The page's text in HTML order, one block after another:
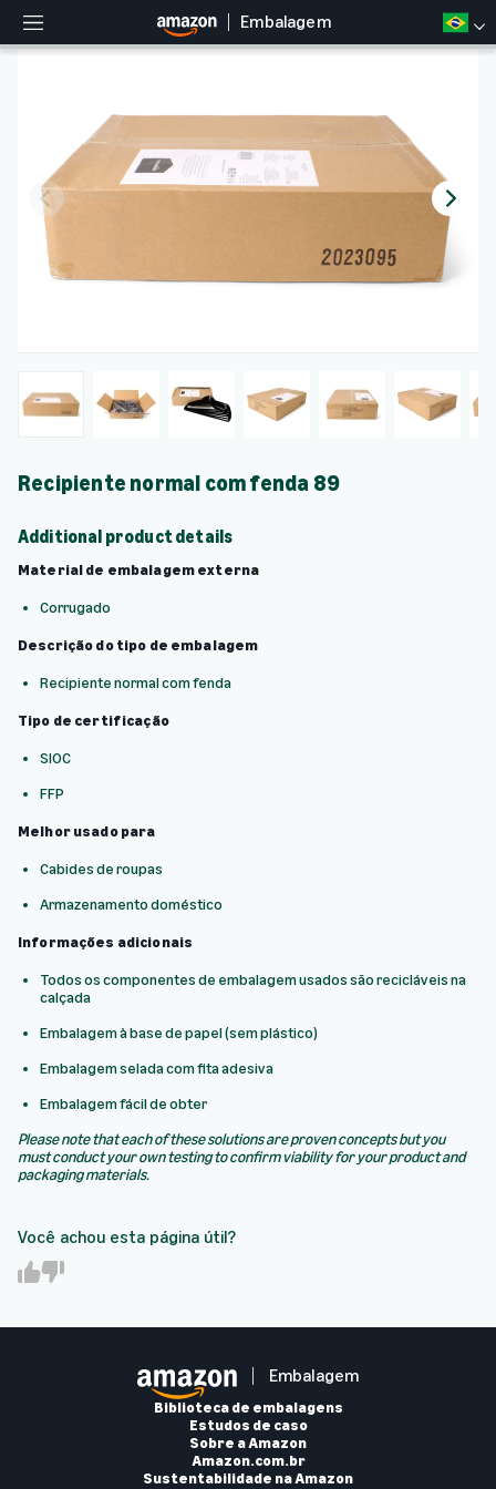
M
e
Embalagem
Recipiente normal com fenda 89
Additional product details
Material de embalagem externa
Corrugado
Descrição do tipo de embalagem
Recipiente normal com fenda
Tipo de certificação
SIOC
FFP
Melhor usado para
Cabides de roupas
Armazenamento doméstico
Informações adicionais
Todos os componentes de embalagem usados são recicláveis na
calçada
Embalagem à base de papel (sem plástico)
Embalagem selada com fita adesiva
Embalagem fácil de obter
Please note that each of these solutions are proven concepts but you
must conduct your own testing to confirm viability for your product and
packaging materials.
Você achou esta página útil?
Y
N
Embalagem
Biblioteca de embalagens
Estudos de caso
Sobre a Amazon
Amazon.com.br
Sustentabilidade na Amazon